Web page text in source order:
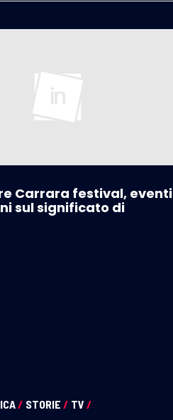
Carrara festival, eventi
sul significato di
/ STORIE / TV /